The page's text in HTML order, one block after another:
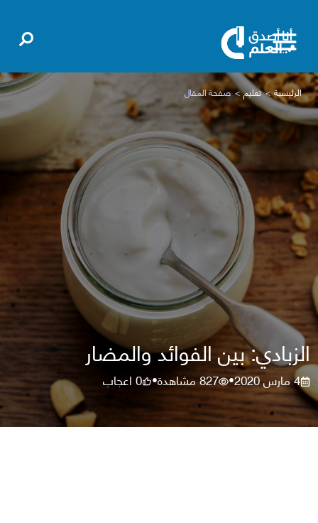
الرئيسية تعليم صفحة المقال
الزبادي: بين الفوائد والمضار
4 مارس 2020 •
827مشاهدة•
0اعجاب